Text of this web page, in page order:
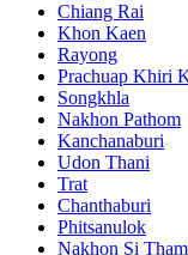
Chiang Rai
Khon Kaen
Rayong
Prachuap Khiri
Songkhla
Nakhon Pathom
Kanchanaburi
Udon Thani
Trat
Chanthaburi
Phitsanulok
Nakhon Si